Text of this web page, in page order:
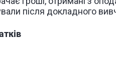
після докладного